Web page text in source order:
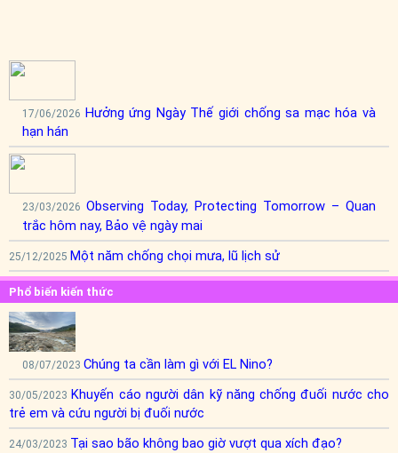
17/06/2026 Hưởng ứng Ngày Thế giới chống sa mạc hóa và
hạn hán
23/03/2026 Observing Today, Protecting Tomorrow – Quan
trắc hôm nay, Bảo vệ ngày mai
25/12/2025 Một năm chống chọi mưa, lũ lịch sử
12/10/2025 Ba cơn bão liên tiếp tàn phá, thiên tai ngày càng khốc
liệt và ‘dị thường’
Phổ biến kiến thức
08/07/2023 Chúng ta cần làm gì với EL Nino?
30/05/2023 Khuyến cáo người dân kỹ năng chống đuối nước cho
trẻ em và cứu người bị đuối nước
24/03/2023 Tại sao bão không bao giờ vượt qua xích đạo?